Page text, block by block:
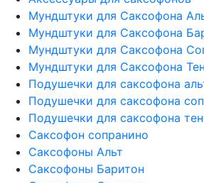
Мундштуки для Саксофона
Мундштуки для Саксофона
Мундштуки для Саксофона
Мундштуки для Саксофона
Подушечки для саксофона
Подушечки для саксофона
Подушечки для саксофона
Саксофон сопранино
Саксофоны Альт
Саксофоны Баритон